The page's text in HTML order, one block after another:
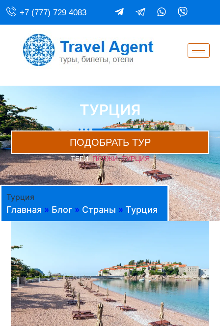
+7 (777) 729 4083
ТУРЦИЯ
ПОДОБРАТЬ ТУР
ТЕГИ:ПЛЯЖИ,ТУРЦИЯ
Турция
Главная » Блог » Страны » Турция